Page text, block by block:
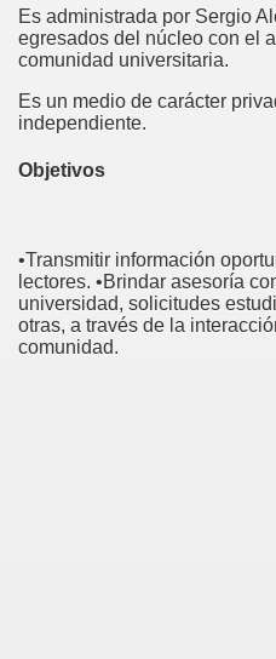
Es administrada por Sergio
egresados del núcleo con el
comunidad universitaria.
Es un medio de carácter
independiente.
Objetivos
•Transmitir información
lectores. •Brindar asesoría
universidad, solicitudes
otras, a través de la
comunidad.